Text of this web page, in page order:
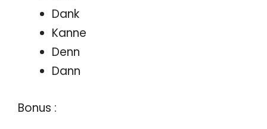
Dank
Kanne
Denn
Dann
Bonus :